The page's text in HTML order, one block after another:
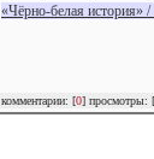
«Чёрно-белая история»
комментарии: [0] просмотры: [